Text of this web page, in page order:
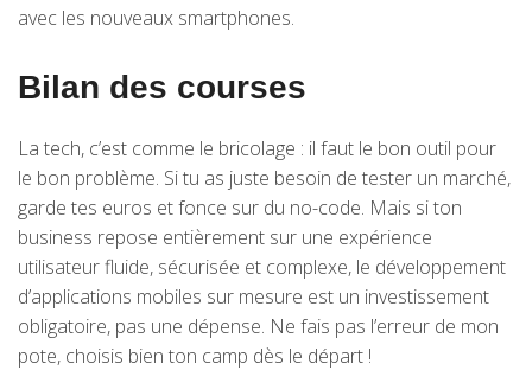
avec les nouveaux smartphones.
Bilan des courses
La tech, c’est comme le bricolage : il faut le bon outil pour
le bon problème. Si tu as juste besoin de tester un marché,
garde tes euros et fonce sur du no-code. Mais si ton
business repose entièrement sur une expérience
utilisateur fluide, sécurisée et complexe, le développement
d’applications mobiles sur mesure est un investissement
obligatoire, pas une dépense. Ne fais pas l’erreur de mon
pote, choisis bien ton camp dès le départ !